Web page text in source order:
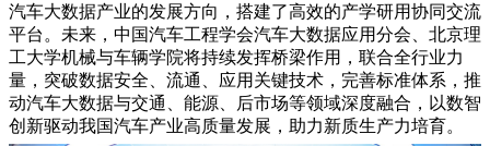
汽车大数据产业的发展方向，搭建了高效的产学研用协同交流
平台。未来，中国汽车工程学会汽车大数据应用分会、北京理
工大学机械与车辆学院将持续发挥桥梁作用，联合全行业力
量，突破数据安全、流通、应用关键技术，完善标准体系，推
动汽车大数据与交通、能源、后市场等领域深度融合，以数智
创新驱动我国汽车产业高质量发展，助力新质生产力培育。